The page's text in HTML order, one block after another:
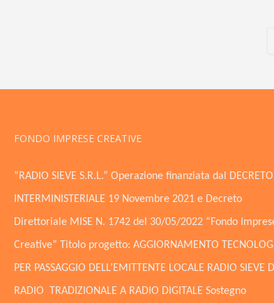
FONDO IMPRESE CREATIVE
“RADIO SIEVE S.R.L.” Operazione finanziata dal DECRETO
INTERMINISTERIALE 19 Novembre 2021 e Decreto
Direttoriale MISE N. 1742 del 30/05/2022 “Fondo
Creative” Titolo progetto: AGGIORNAMENTO
PER PASSAGGIO DELL’EMITTENTE LOCALE RADIO SIEVE
RADIO TRADIZIONALE A RADIO DIGITALE Sostegno